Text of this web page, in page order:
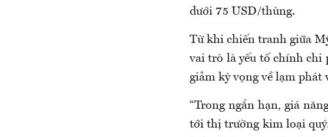
dưới 75 USD/thùng.
Từ khi chiến tranh giữa
vai trò là yếu tố chính chi
giảm kỳ vọng về lạm phát
“Trong ngắn hạn, giá
tới thị trường kim loại